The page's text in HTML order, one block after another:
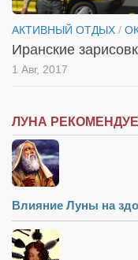
АКТИВНЫЙ ОТДЫХ /
Иранские
1 Авг, 2017
ЛУНА
Влияние Луны на